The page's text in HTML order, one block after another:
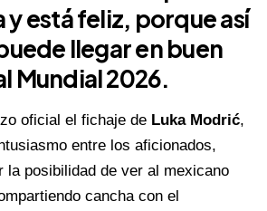
está feliz, porque así
llegar en buen
Mundial 2026.
oficial el fichaje de Luka Modrić,
entre los aficionados,
la posibilidad de ver al mexicano
cancha con el